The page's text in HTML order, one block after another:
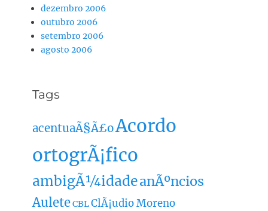
dezembro 2006
outubro 2006
setembro 2006
agosto 2006
Tags
acentuaÃ§Ã£oAcordo
ortogrÃ¡fico
ambigÃ¼idadeanÃºncios
AuleteCBLClÃ¡udio Moreno